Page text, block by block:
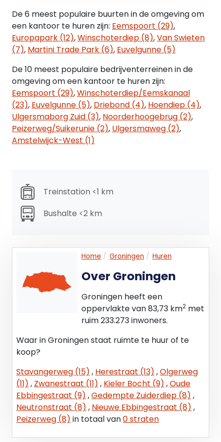
In de kantoren ligt laminaat.
Energielabel
Het kantoorpand (23-22) heeft een energielabel A
+ en kantoorpand 23-21 heeft een energielabel A
++
Bereikbaarheid
Het kantoorpand is uitstekend bereikbaar per
auto, fiets en het openbaar vervoer. De afstand
tot de zuidelijk ringweg is slechts 400 meter.
Station Groningen is maar zo'n 10 minuten fietsen
Parkeren
Op eigen terrein zijn 6 parkeerplaatsen direct voor
het kantoor, langs de straat en in de directe
omgeving zijn openbare parkeermogelijkheden
Voorbehoud
Voor het definitief afsluiten van de
huurovereenkomst is toestemming nodig van
zowel de huidige huurder als ook van de eigenaar
van het pand.
voor geadresseerde bestemd. Alle gegevens zijn
door ons met zorg samengesteld, echter ten
aanzien van de juistheid ervan kunnen wij geen
aansprakelijkheid aanvaarden.
De 6 meest populaire buurten in de omgeving om
een kantoor te huren zijn: Eemspoort (29),
Europapark (12),Winschoterdiep (8),Van Swieten
(7), Martini Trade Park (6), Euvelgunne (5)
De 10 meest populaire bedrijventerreinen in de
omgeving om een kantoor te huren zijn:
Eemspoort (29),Winschoterdiep/Eemskanaal
(23), Euvelgunne (5), Driebond (4), Hoendiep (4),
Ulgersmaborg Zuid (3), Noorderhoogebrug (2),
Peizerweg/Suikerunie (2), Ulgersmaweg (2),
Amstelwijck-West (1)
Treinstation <1 km
Bushalte <2 km
Home Groningen Huren
Over Groningen
Groningen heeft een
oppervlakte van 83,73 km2 met
ruim 233.273 inwoners.
Waar in Groningen staat ruimte te huur of te
koop?
Stavangerweg (15) , Herestraat (13) ,Olgerweg
(11) , Zwanestraat (11) , Kieler Bocht (9) ,Oude
Ebbingestraat (9) ,Gedempte Zuiderdiep (8) ,
Neutronstraat (8) , Nieuwe Ebbingestraat (8) ,
Peizerweg (8) in totaal van0 straten